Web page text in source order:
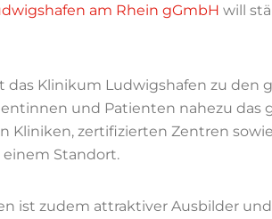
am Rhein gGmbH will
das Klinikum Ludwigshafen zu den
und Patienten nahezu das
Kliniken, zertifizierten Zentren
Standort.
ist zudem attraktiver Ausbilder